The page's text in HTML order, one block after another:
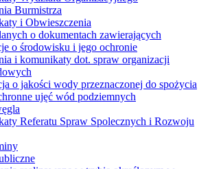
Burmistrza
i Obwieszczenia
o dokumentach zawierających
o środowisku i jego ochronie
i komunikaty dot. spraw organizacji
o jakości wody przeznaczonej do spożycia
ujęć wód podziemnych
Referatu Spraw Spolecznych i Rozwoju